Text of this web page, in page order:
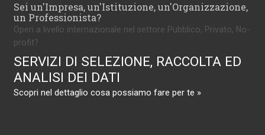
Sei un'Impresa, un'Istituzione, un'Organizzazione,
un Professionista?
Operi a livello internazionale nel settore Pubblico, Privato, No-
profit?
SERVIZI DI SELEZIONE, RACCOLTA ED
ANALISI DEI DATI
Scopri nel dettaglio cosa possiamo fare per te »